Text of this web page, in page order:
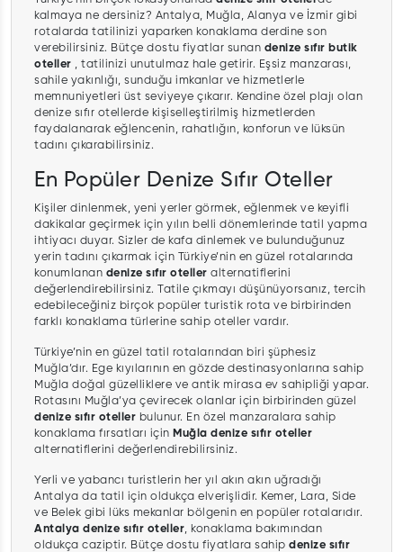
kalmaya ne dersiniz? Antalya, Muğla, Alanya ve İzmir gibi
rotalarda tatilinizi yaparken konaklama derdine son
verebilirsiniz. Bütçe dostu fiyatlar sunan denize sıfır butik
oteller , tatilinizi unutulmaz hale getirir. Eşsiz manzarası,
sahile yakınlığı, sunduğu imkanlar ve hizmetlerle
memnuniyetleri üst seviyeye çıkarır. Kendine özel plajı olan
denize sıfır otellerde kişiselleştirilmiş hizmetlerden
faydalanarak eğlencenin, rahatlığın, konforun ve lüksün
tadını çıkarabilirsiniz.
En Popüler Denize Sıfır Oteller
Kişiler dinlenmek, yeni yerler görmek, eğlenmek ve keyifli
dakikalar geçirmek için yılın belli dönemlerinde tatil yapma
ihtiyacı duyar. Sizler de kafa dinlemek ve bulunduğunuz
yerin tadını çıkarmak için Türkiye’nin en güzel rotalarında
konumlanan denize sıfır oteller alternatiflerini
değerlendirebilirsiniz. Tatile çıkmayı düşünüyorsanız, tercih
edebileceğiniz birçok popüler turistik rota ve birbirinden
farklı konaklama türlerine sahip oteller vardır.
Türkiye’nin en güzel tatil rotalarından biri şüphesiz
Muğla’dır. Ege kıyılarının en gözde destinasyonlarına sahip
Muğla doğal güzelliklere ve antik mirasa ev sahipliği yapar.
Rotasını Muğla’ya çevirecek olanlar için birbirinden güzel
denize sıfır oteller bulunur. En özel manzaralara sahip
konaklama fırsatları için Muğla denize sıfır oteller
alternatiflerini değerlendirebilirsiniz.
Yerli ve yabancı turistlerin her yıl akın akın uğradığı
Antalya da tatil için oldukça elverişlidir. Kemer, Lara, Side
ve Belek gibi lüks mekanlar bölgenin en popüler rotalarıdır.
Antalya denize sıfır oteller, konaklama bakımından
oldukça caziptir. Bütçe dostu fiyatlara sahip denize sıfır